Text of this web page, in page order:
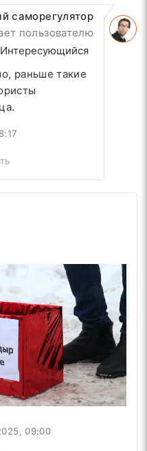
саморегулятор
пользователю
раньше такие
09:00